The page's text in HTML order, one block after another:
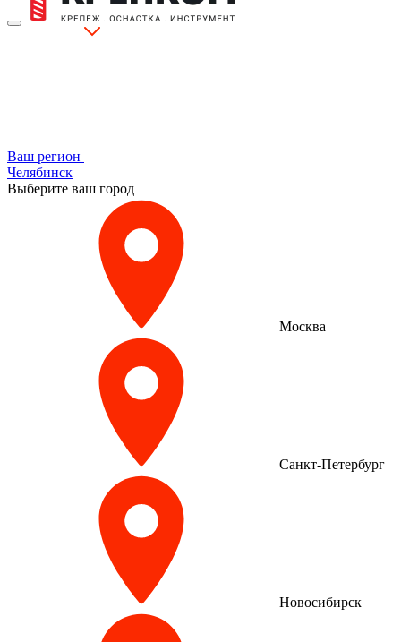
Ваш регион
Челябинск
Выберите ваш город
Москва
Санкт-Петербург
Новосибирск